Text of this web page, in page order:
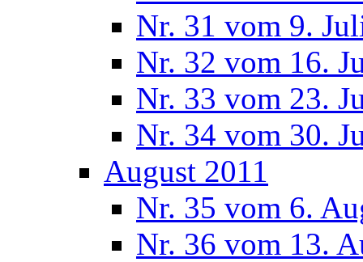
Nr. 31 vom 9.
Nr. 32 vom 16.
Nr. 33 vom 23.
Nr. 34 vom 30.
August 2011
Nr. 35 vom 6.
Nr. 36 vom 13.